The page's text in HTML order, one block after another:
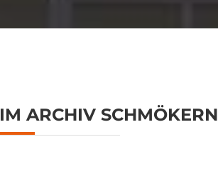
IM ARCHIV SCHMÖKERN